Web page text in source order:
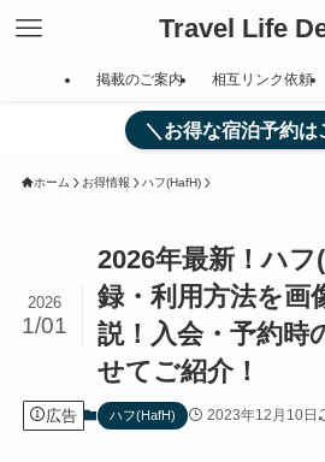
Travel Life
掲載のご案内 相互リンク依頼
＼お得な宿泊予約は
ホーム お得情報 ハフ(HafH)
2026年最新！ハ
録・利用方法を画
説！入会・予約時
せてご紹介！
2026
1/01
広告 ハフ(HafH) 2023年12月10日